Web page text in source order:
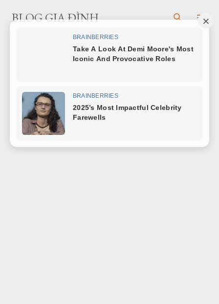
Chuyển đến nội dung chính
BLOG GIA ĐÌNH